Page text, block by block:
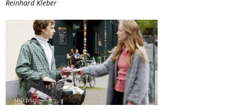
Reinhard Kleber
© ARD plus